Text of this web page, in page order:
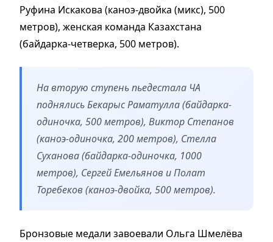
Руфина Искакова (каноэ-двойка (микс), 500
метров), женская команда Казахстана
(байдарка-четверка, 500 метров).
На вторую ступень пьедестала ЧА
поднялись Бекарыс Раматулла (байдарка-
одиночка, 500 метров), Виктор Степанов
(каноэ-одиночка, 200 метров), Стелла
Суханова (байдарка-одиночка, 1000
метров), Сергей Емельянов и Полат
Торебеков (каноэ-двойка, 500 метров).
Бронзовые медали завоевали Ольга Шмелёва